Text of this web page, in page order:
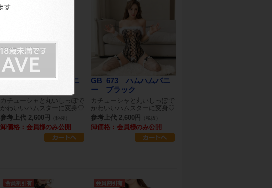
GB_672 ハムハムバニ
カチューシャと丸いしっぽで
かわいいハムスターに変身♡
参考上代 2,600円
（税抜）
卸価格：会員様のみ公開
GB_673 ハムハムバニ
ー ブラック
カチューシャと丸いしっぽで
かわいいハムスターに変身♡
参考上代 2,600円
（税抜）
卸価格：会員様のみ公開